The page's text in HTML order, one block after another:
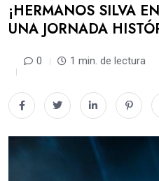
​¡HERMANOS SILVA
UNA JORNADA
0 1 min. de lectura